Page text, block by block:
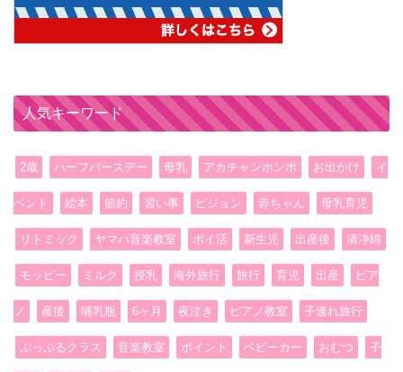
人気キーワード
2歳 ハーフバースデー 母乳 アカチャンホンポ お出かけ イ
ベント 絵本 節約 習い事 ピジョン 赤ちゃん 母乳育児
リトミック ヤマハ音楽教室 ポイ活 新生児 出産後 清浄綿
モッピー ミルク 授乳 海外旅行 旅行 育児 出産 ピア
ノ 産後 哺乳瓶 6ヶ月 夜泣き ピアノ教室 子連れ旅行
ぷっぷるクラス 音楽教室 ポイント ベビーカー おむつ 子